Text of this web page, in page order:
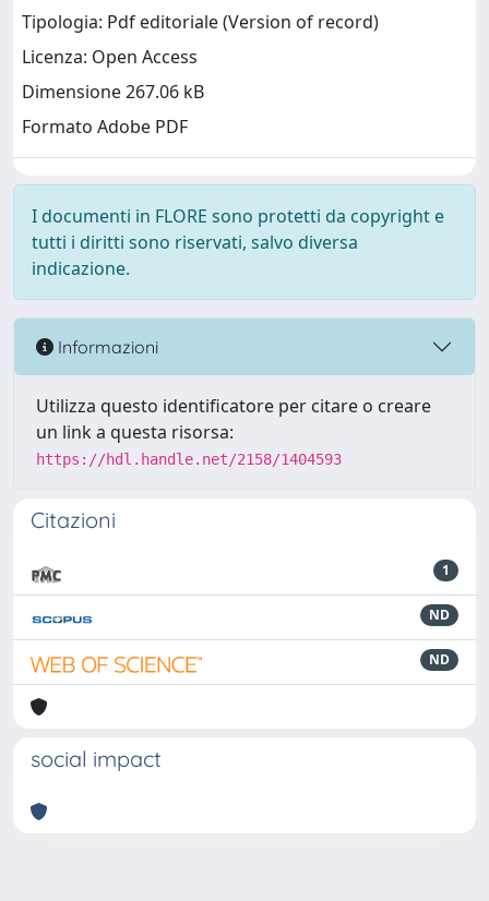
Tipologia: Pdf editoriale (Version of record)
Licenza: Open Access
Dimensione 267.06 kB
Formato Adobe PDF
I documenti in FLORE sono protetti da copyright e
tutti i diritti sono riservati, salvo diversa
indicazione.
Informazioni
Utilizza questo identificatore per citare o creare
un link a questa risorsa:
https://hdl.handle.net/2158/1404593
Citazioni
1
ND
ND
social impact